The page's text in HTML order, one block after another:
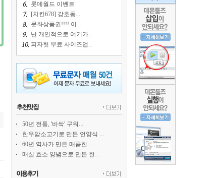
롯데월드 이벤트
[치킨678] 강호동...
문화상품권!!!! 이...
난 개인적으로 여기가...
피자헛 무료 사이즈업...
50년 전통, '바싹' 구워...
한우암소고기로 만든 언양식 ...
60년 역사가 만든 매콤한 ...
매실 효소 양념으로 만든 한...